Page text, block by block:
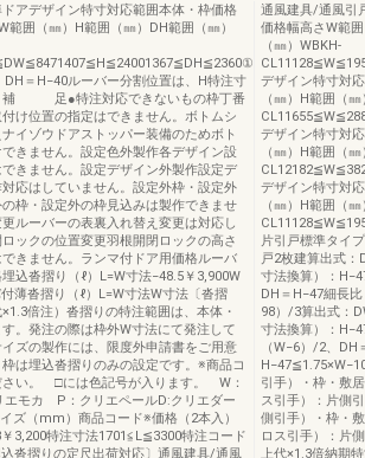
アデザイン特寸対応範囲本体・枠価格
範囲（㎜）H範囲（㎜）DH範囲（㎜）
DH＝H−40ルーバー分割位置は、H特注寸
補 足●特注対応できないもの枠丁番
け位置の指定はできません。ボトムシ
イゾウドアストッパー装備のためボト
きません。設定色外製作各デザイン設
きません。設定デザイン外製作設定デ
応はしていません。設定外枠・設定外
枠・設定外の枠見込みは製作できませ
ルーバーの表裏入れ替え変更は対応し
ックの位置変更羽根開閉ロックの高さ
きません。ランマ付ドア用価格ルーバ
込沓摺り（ℓ）L=W寸法−48.5￥3,900W
薄沓摺り（ℓ）L=W寸法W寸法〔沓摺
倍注）沓摺りの特注範囲は、本体・
。発注の際は枠外W寸法にて発注して
ズの製作には、限度外申請書をご用意
は埋込沓摺りのみの設定です。※商品コ
さい。 □には色記号が入ります。 W：
エモカ P：クリエペールD:クリエダー
ズ（mm）商品コード※価格（2本入）
3,200特注寸法1701≦L≦3300特注コード
沓摺りの定尺出荷対応〕通風建具/通風
通風建具/通風引
価格幅高さW範
（㎜）WBKH-
デザイン特寸対
（㎜）H範囲（
デザイン特寸対
（㎜）H範囲（
デザイン特寸対
（㎜）H範囲（
片引戸標準タ
戸2枚建算出式
寸法換算）：
DH＝H−47細長
98）/3算出式：
寸法換算）：
（W−6）/2、
引手）・枠・敷
ス引手）：片側
側引手）・枠・
ロス引手）：片
上代×1.3倍納期